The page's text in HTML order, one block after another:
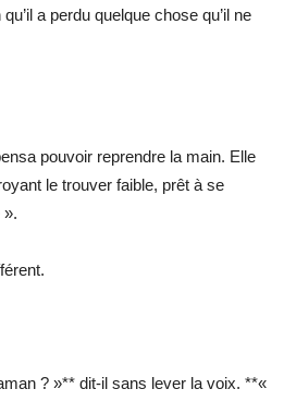
a perdu quelque chose qu’il ne
pouvoir reprendre la main. Elle
le trouver faible, prêt à se
».
? »** dit-il sans lever la voix. **«